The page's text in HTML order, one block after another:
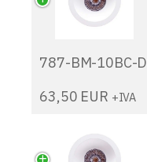
787-BM-10BC-D
63,50 EUR +IVA